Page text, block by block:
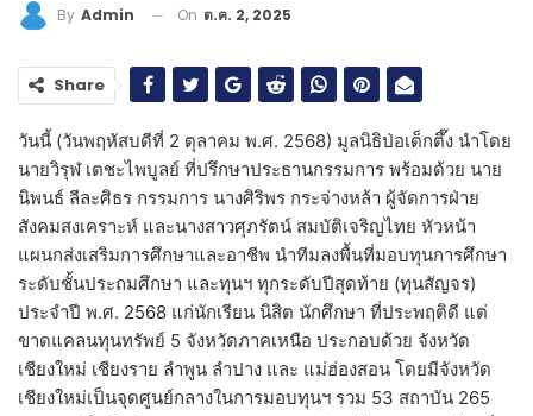
By Admin On ต.ค. 2, 2025
Share
วันนี้ (วันพฤหัสบดีที่ 2 ตุลาคม พ.ศ. 2568) มูลนิธิป่อเต็กตึ๊ง นำโดย
นายวิรุฬ เตชะไพบูลย์ ที่ปรึกษาประธานกรรมการ พร้อมด้วย นาย
นิพนธ์ ลีละศิธร กรรมการ นางศิริพร กระจ่างหล้า ผู้จัดการฝ่าย
สังคมสงเคราะห์ และนางสาวศุภรัตน์ สมบัติเจริญไทย หัวหน้า
แผนกส่งเสริมการศึกษาและอาชีพ นำทีมลงพื้นที่มอบทุนการศึกษา
ระดับชั้นประถมศึกษา และทุนฯ ทุกระดับปีสุดท้าย (ทุนสัญจร)
ประจำปี พ.ศ. 2568 แก่นักเรียน นิสิต นักศึกษา ที่ประพฤติดี แต่
ขาดแคลนทุนทรัพย์ 5 จังหวัดภาคเหนือ ประกอบด้วย จังหวัด
เชียงใหม่ เชียงราย ลำพูน ลำปาง และ แม่ฮ่องสอน โดยมีจังหวัด
เชียงใหม่เป็นจุดศูนย์กลางในการมอบทุนฯ รวม 53 สถาบัน 265